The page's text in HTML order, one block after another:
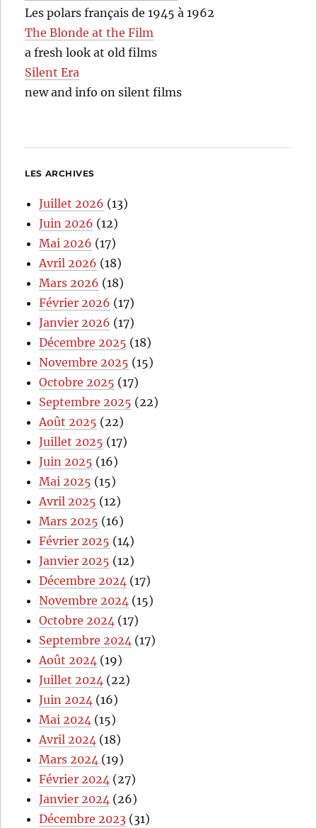
Les polars français de 1945 à 1962
The Blonde at the Film
a fresh look at old films
Silent Era
new and info on silent films
LES ARCHIVES
Juillet 2026 (13)
Juin 2026 (12)
Mai 2026 (17)
Avril 2026 (18)
Mars 2026 (18)
Février 2026 (17)
Janvier 2026 (17)
Décembre 2025 (18)
Novembre 2025 (15)
Octobre 2025 (17)
Septembre 2025 (22)
Août 2025 (22)
Juillet 2025 (17)
Juin 2025 (16)
Mai 2025 (15)
Avril 2025 (12)
Mars 2025 (16)
Février 2025 (14)
Janvier 2025 (12)
Décembre 2024 (17)
Novembre 2024 (15)
Octobre 2024 (17)
Septembre 2024 (17)
Août 2024 (19)
Juillet 2024 (22)
Juin 2024 (16)
Mai 2024 (15)
Avril 2024 (18)
Mars 2024 (19)
Février 2024 (27)
Janvier 2024 (26)
Décembre 2023 (31)